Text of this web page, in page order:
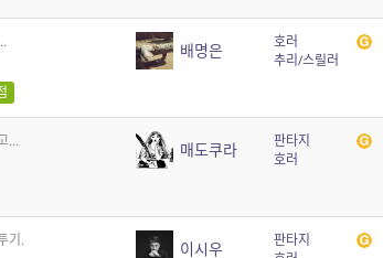
배명은
호러
추리/스릴러
... 매도쿠라
판타지
호러
기. 이시우
판타지